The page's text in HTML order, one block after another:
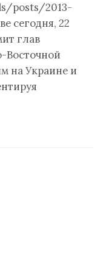
posts/2013-
сегодня, 22
глав
Восточной
на Украине и